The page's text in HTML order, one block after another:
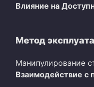
Влияние на
Метод
Манипулирование
Взаимодействие с